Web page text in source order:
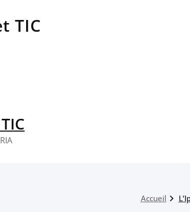
Accueil